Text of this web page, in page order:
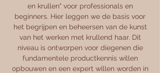
en krullen" voor professionals en
beginners. Hier leggen we de basis voor
het begrijpen en beheersen van de kunst
van het werken met krullend haar. Dit
niveau is ontworpen voor diegenen die
fundamentele productkennis willen
opbouwen en een expert willen worden in